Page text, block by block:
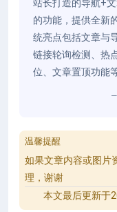
站长打造的导航+
的功能，提供全新
统亮点包括文章与
链接轮询检测、热
位、文章置顶功能
温馨提醒
如果文章内容或图片
理，谢谢
本文最后更新于